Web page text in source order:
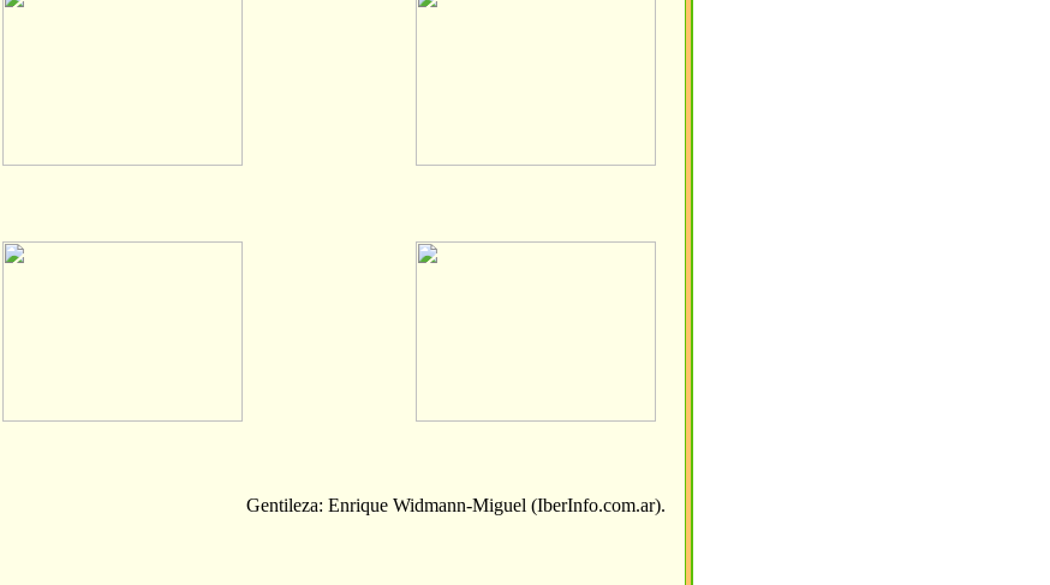
Gentileza: Enrique Widmann-Miguel (IberInfo.com.ar).